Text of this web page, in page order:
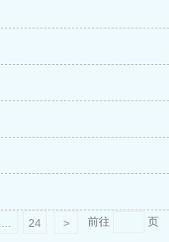
24 > 前往 页